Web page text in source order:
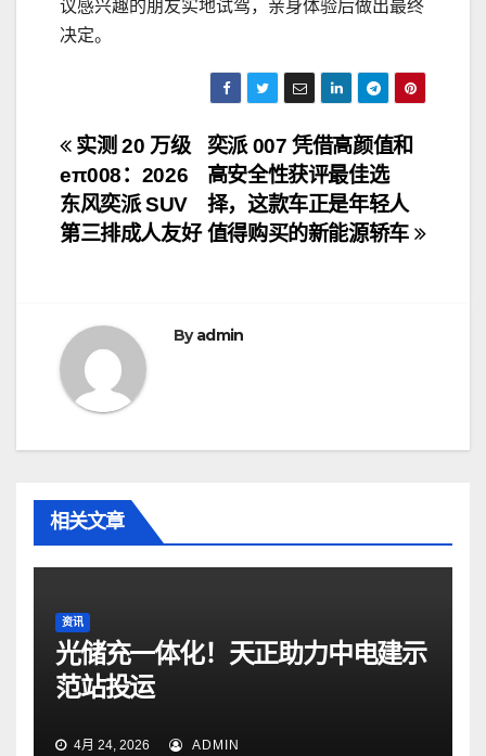
议感兴趣的朋友实地试驾，亲身体验后做出最终
决定。
文
章
导
奕派 007 凭借高颜值和
高安全性获评最佳选
择，这款车正是年轻人
值得购买的新能源轿车
实测 20 万级
eπ008：2026
东风奕派 SUV
第三排成人友好
Byadmin
相关文章
资讯
光储充一体化！天正助力中电建示
范站投运
4月 24, 2026 ADMIN